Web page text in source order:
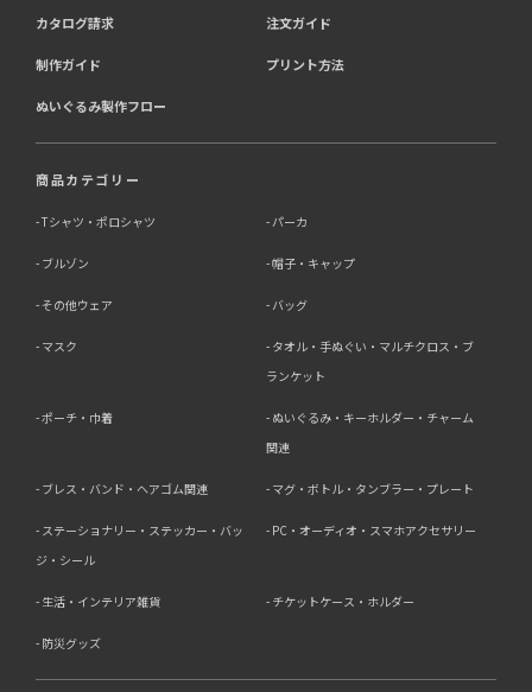
カタログ請求 注文ガイド
制作ガイド プリント方法
ぬいぐるみ製作フロー
商品カテゴリー
Tシャツ・ポロシャツ パーカ
ブルゾン 帽子・キャップ
その他ウェア バッグ
マスク
タオル・手ぬぐい・マルチクロス・ブ
ランケット
ポーチ・巾着
ぬいぐるみ・キーホルダー・チャーム
関連
ブレス・バンド・ヘアゴム関連 マグ・ボトル・タンブラー・プレート
ステーショナリー・ステッカー・バッ
ジ・シール
PC・オーディオ・スマホアクセサリー
生活・インテリア雑貨 チケットケース・ホルダー
防災グッズ